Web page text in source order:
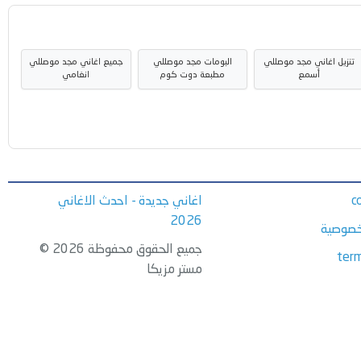
تنزيل اغاني مجد موصللي
أسمع
البومات مجد موصللي
مطبعة دوت كوم
جميع اغاني مجد موصللي
انغامي
اغاني جديدة - احدث الاغاني
2026
جميع الحقوق محفوظة 2026 ©
مستر مزيكا